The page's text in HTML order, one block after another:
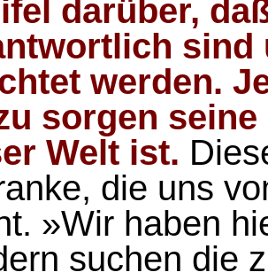
darüber,
sind
werden.
sorgen
Welt ist.
die uns
»Wir haben
suchen die